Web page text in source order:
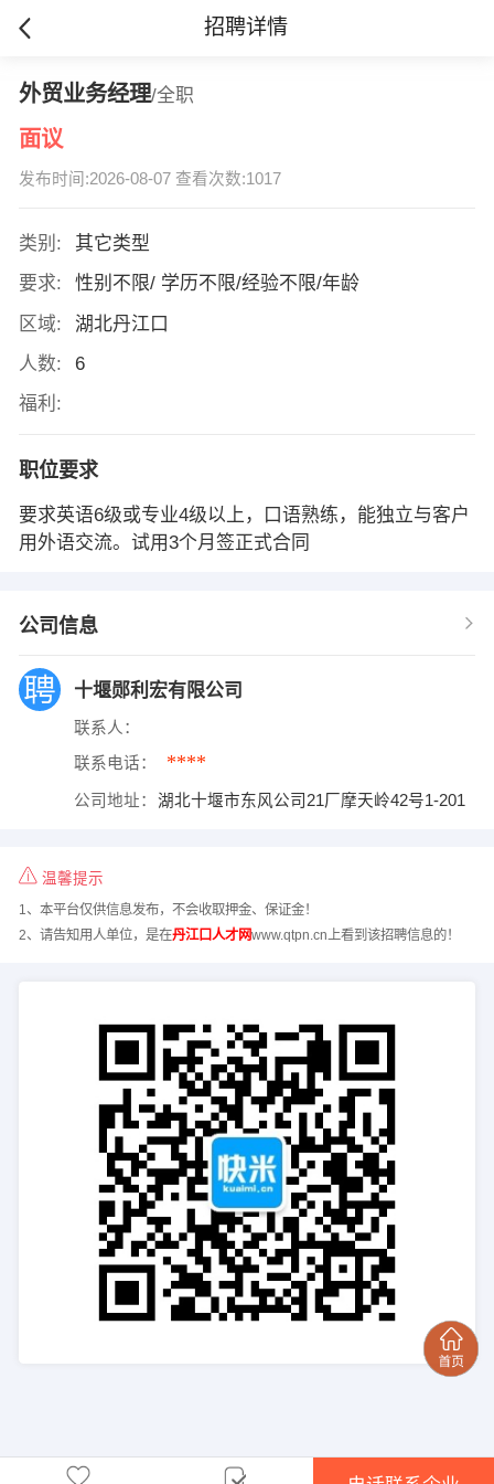
招聘详情
外贸业务经理/全职
面议
发布时间:2026-08-07 查看次数:1017
类别:
其它类型
要求:
性别不限/ 学历不限/经验不限/年龄
区域:
湖北丹江口
人数:
6
福利:
职位要求
要求英语6级或专业4级以上，口语熟练，能独立与客户
用外语交流。试用3个月签正式合同
公司信息
十堰郧利宏有限公司
联系人：
联系电话： ****
公司地址： 湖北十堰市东风公司21厂摩天岭42号1-201
温馨提示
1、本平台仅供信息发布，不会收取押金、保证金！
2、请告知用人单位，是在丹江口人才网www.qtpn.cn上看到该招聘信息的！